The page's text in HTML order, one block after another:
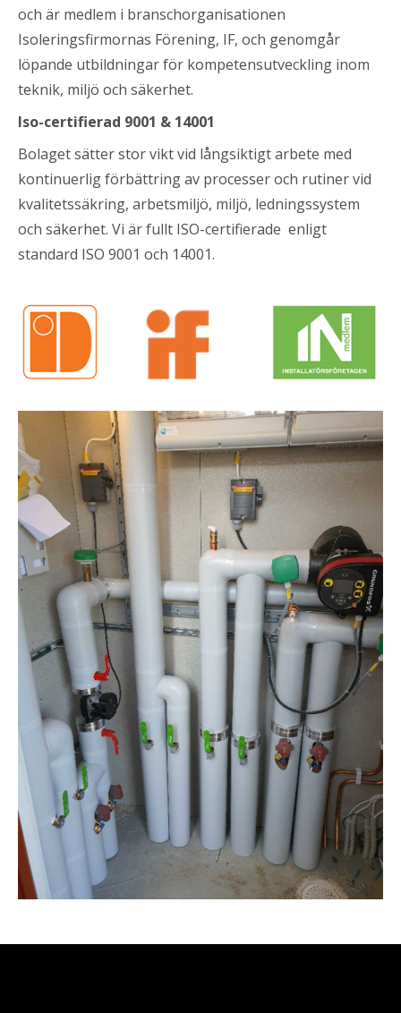
och är medlem i branschorganisationen
Isoleringsfirmornas Förening, IF, och genomgår
löpande utbildningar för kompetensutveckling inom
teknik, miljö och säkerhet.
Iso-certifierad 9001 & 14001
Bolaget sätter stor vikt vid långsiktigt arbete med
kontinuerlig förbättring av processer och rutiner vid
kvalitetssäkring, arbetsmiljö, miljö, ledningssystem
och säkerhet. Vi är fullt ISO-certifierade enligt
standard ISO 9001 och 14001.